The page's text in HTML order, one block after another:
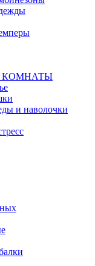
КОМНАТЫ
и наволочки